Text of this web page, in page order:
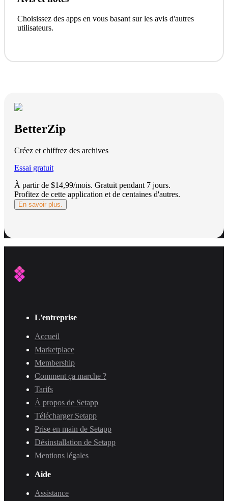
Choisissez des apps en vous basant sur les avis d'autres
utilisateurs.
BetterZip
Créez et chiffrez des archives
Essai gratuit
À partir de $14,99/mois. Gratuit pendant 7 jours.
Profitez de cette application et de centaines d'autres.
En savoir plus.
L'entreprise
Accueil
Marketplace
Membership
Comment ça marche ?
Tarifs
À propos de Setapp
Télécharger Setapp
Prise en main de Setapp
Désinstallation de Setapp
Mentions légales
Aide
Assistance